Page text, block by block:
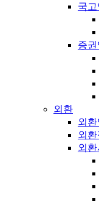
국
증
외환
외환
외
외